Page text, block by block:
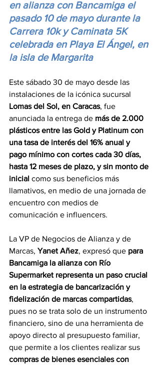
en alianza con Bancamiga el
pasado 10 de mayo durante la
Carrera 10k y Caminata 5K
celebrada en Playa El Ángel, en
la isla de Margarita
Este sábado 30 de mayo desde las
instalaciones de la icónica sucursal
Lomas del Sol, en Caracas, fue
anunciada la entrega de más de 2.000
plásticos entre las Gold y Platinum con
una tasa de interés del 16% anual y
pago mínimo con cortes cada 30 días,
hasta 12 meses de plazo, y sin monto de
inicial como sus beneficios más
llamativos, en medio de una jornada de
encuentro con medios de
comunicación e influencers.
La VP de Negocios de Alianza y de
Marcas, Yanet Añez, expresó que para
Bancamiga la alianza con Río
Supermarket representa un paso crucial
en la estrategia de bancarización y
fidelización de marcas compartidas,
pues no se trata solo de un instrumento
financiero, sino de una herramienta de
apoyo directo al presupuesto familiar,
que permite a los clientes realizar sus
compras de bienes esenciales con